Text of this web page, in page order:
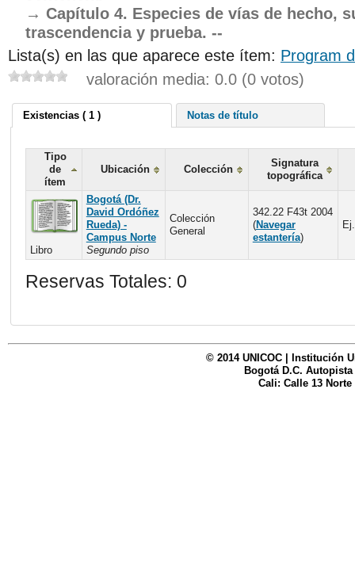
Capítulo 4. Especies de vías de hecho,
trascendencia y prueba. --
Lista(s) en las que aparece este ítem: Program
valoración media: 0.0 (0 votos)
Existencias ( 1 ) Notas de título
Tipo
de
ítem
Ubicación Colección
Signatura
topográfica
Libro
Bogotá (Dr.
David Ordóñez
Rueda) -
Campus Norte
Segundo piso
Colección
General
342.22 F43t 2004
(Navegar
estantería)
Reservas Totales: 0
© 2014 UNICOC | Institución
Bogotá D.C. Autopista
Cali: Calle 13 Norte